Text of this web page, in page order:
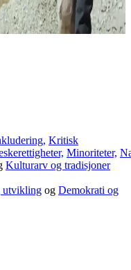
Kritisk
Minoriteter,
Kulturarv og tradisjoner
utvikling og Demokrati og